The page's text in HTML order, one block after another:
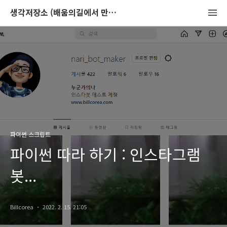
생각저장소 (배움의길에서 만나는 이야기)
파이썬 스크립트
파이썬 따라 하기 : 인스타그램
봇...
Billcorea 2022. 2. 15. 21:05